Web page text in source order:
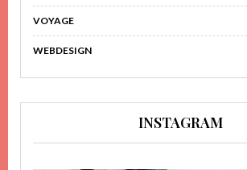
VOYAGE
WEBDESIGN
INSTAGRAM